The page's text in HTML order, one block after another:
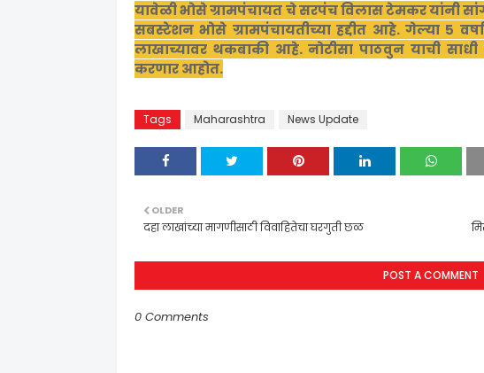
यावेळी भोसे ग्रामपंचायत चे सरपंचविलास टेमकर यांनी
सबस्टेशन भोसे ग्रामपंचायतीच्या हद्दीत आहे. गेल्या ५
लाखाच्यावर थकबाकी आहे. नोटीसा पाठवुन याची
करणार आहोत.
Tags Maharashtra News Update
OLDER
दहा लाखांच्या मागणीसाठी विवाहितेचा घरगुती छळ
POST A COMMENT
0 Comments